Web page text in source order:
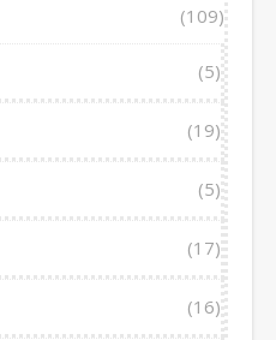
(109)
(5)
(19)
(5)
(17)
(16)